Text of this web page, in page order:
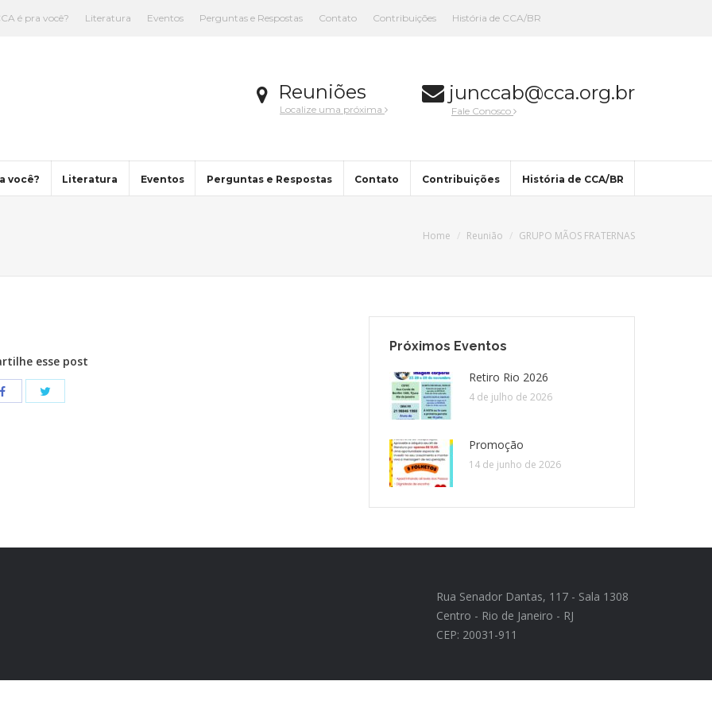
é pra você? Literatura Eventos Perguntas e Respostas Contato Contribuições História de CCA/BR
Reuniões
Localize uma próxima
junccab@cca.org.br
Fale Conosco
você? Literatura Eventos Perguntas e Respostas Contato Contribuições História de CCA/BR
Home Reunião GRUPO MÃOS FRATERNAS
esse post
Próximos Eventos
Retiro Rio 2026
4 de julho de 2026
Promoção
14 de junho de 2026
Rua Senador Dantas, 117 - Sala 1308
Centro - Rio de Janeiro - RJ
CEP: 20031-911